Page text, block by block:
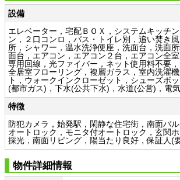
設備
エレベーター，宅配ＢＯＸ，システムキッチ
ン，２口コンロ，バス・トイレ別，追い焚き
所，シャワー，温水洗浄便座，洗面台，洗面
面台，エアコン，エアコン２台，エアコン全
専用回線，光ファイバー，ネット使用料不要
全居室フローリング，複層ガラス，室内洗濯
ト，ウォークインクローゼット，シューズボ
(都市ガス)，下水(公共下水)，水道(公営)，電気
特徴
防犯カメラ，始発駅，閑静な住宅街，南面バ
オートロック，モニタ付オートロック，玄関
採光，南面リビング，陽当たり良好，保証人(
物件詳細情報